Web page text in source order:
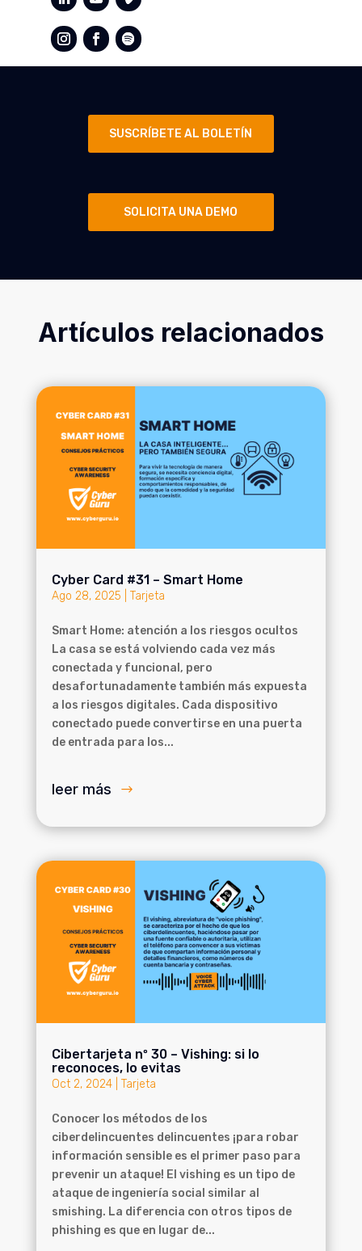
SUSCRÍBETE AL BOLETÍN
SOLICITA UNA DEMO
Artículos relacionados
Cyber Card #31 – Smart Home
Ago 28, 2025 Tarjeta
Smart Home: atención a los riesgos ocultos
La casa se está volviendo cada vez más
conectada y funcional, pero
desafortunadamente también más expuesta
a los riesgos digitales. Cada dispositivo
conectado puede convertirse en una puerta
de entrada para los...
leer más
Cibertarjeta nº 30 – Vishing: si lo
reconoces, lo evitas
Oct 2, 2024| Tarjeta
Conocer los métodos de los
ciberdelincuentes delincuentes ¡para robar
información sensible es el primer paso para
prevenir un ataque! El vishing es un tipo de
ataque de ingeniería social similar al
smishing. La diferencia con otros tipos de
phishing es que en lugar de...